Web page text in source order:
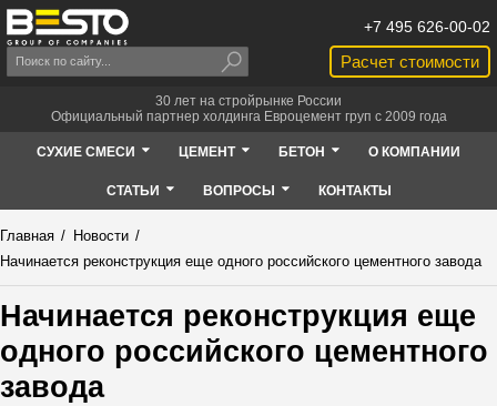
Расчет стоимости
+7 495 626-00-02
30 лет на стройрынке России
Официальный партнер холдинга Евроцемент груп с 2009 года
СУХИЕ СМЕСИ ЦЕМЕНТ БЕТОН О КОМПАНИИ
СТАТЬИ ВОПРОСЫ КОНТАКТЫ
Главная / Новости /
Начинается реконструкция еще одного российского цементного завода
Начинается реконструкция еще
одного российского цементного
завода